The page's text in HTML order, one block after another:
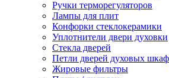
Ручки терморегуляторов
Лампы для плит
Конфорки стеклокерамики
Уплотнители двери духовки
Стекла дверей
Петли дверей духовых
Жировые фильтры